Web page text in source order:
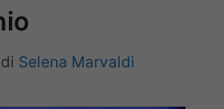
di Selena Marvaldi